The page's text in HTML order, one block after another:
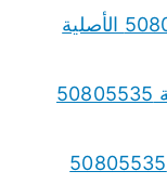
قطع غيار جيلي Geely الكويت 50805535 الأصلية
قطع غيار جيتور Jetour بالكويت أصلية 50805535
قطع غيار بايك BAIC الأصلية بالكويت 50805535